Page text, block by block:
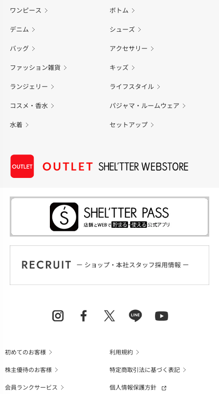
ワンピース ボトム
デニム シューズ
バッグ アクセサリー
ファッション雑貨 キッズ
ランジェリー ライフスタイル
コスメ・香水 パジャマ・ルームウェア
水着 セットアップ
初めてのお客様
利用規約
株主優待のお客様
特定商取引法に基づく表記
会員ランクサービス
個人情報保護方針